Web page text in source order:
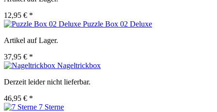
12,95 € *
Puzzle Box 02 Deluxe
Artikel auf Lager.
37,95 € *
Nageltrickbox
Derzeit leider nicht lieferbar.
46,95 € *
7 Sterne